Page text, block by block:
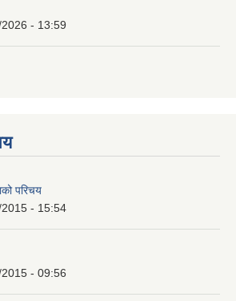
- 13:59
परिचय
- 15:54
- 09:56